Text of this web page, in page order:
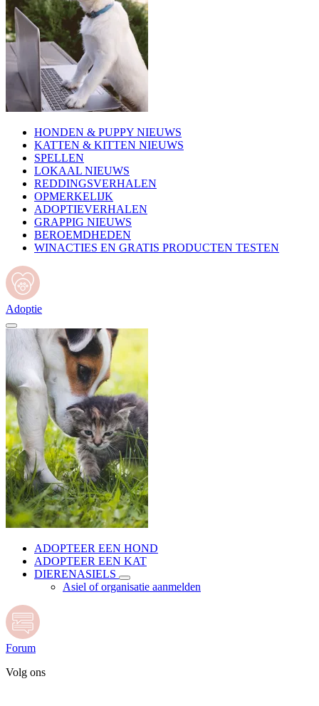
HONDEN & PUPPY NIEUWS
KATTEN & KITTEN NIEUWS
SPELLEN
LOKAAL NIEUWS
REDDINGSVERHALEN
OPMERKELIJK
ADOPTIEVERHALEN
GRAPPIG NIEUWS
BEROEMDHEDEN
WINACTIES EN GRATIS PRODUCTEN TESTEN
Adoptie
ADOPTEER EEN HOND
ADOPTEER EEN KAT
DIERENASIELS
Asiel of organisatie aanmelden
Forum
Volg ons